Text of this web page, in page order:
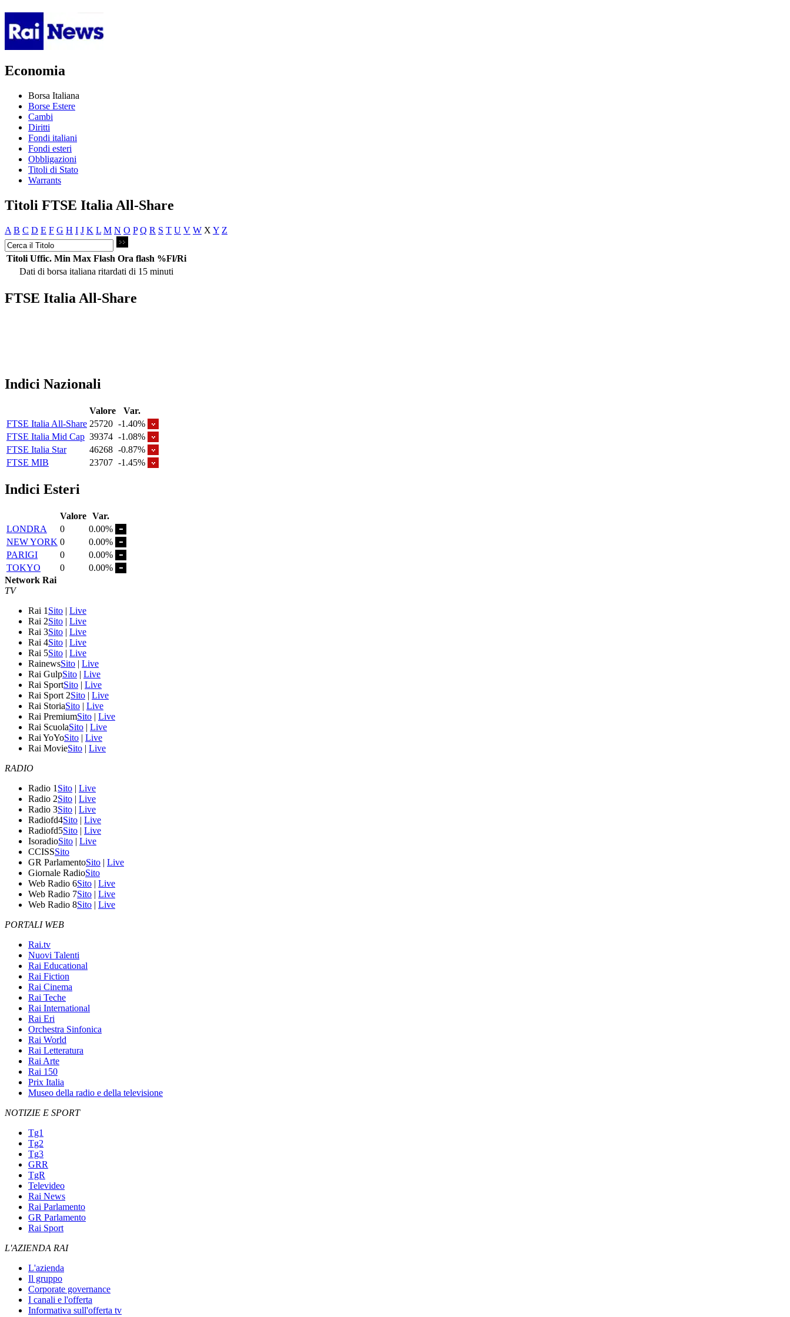
Economia
Borsa Italiana
Borse Estere
Cambi
Diritti
Fondi italiani
Fondi esteri
Obbligazioni
Titoli di Stato
Warrants
Titoli FTSE Italia All-Share
A B C D E F G H I J K L M N O P Q R S T U V W X Y Z
Titoli Uffic. Min Max Flash Ora flash %Fl/Ri
Dati di borsa italiana ritardati di 15 minuti
FTSE Italia All-Share
Indici Nazionali
Valore
Var.
FTSE Italia All-Share 25720 -1.40%
FTSE Italia Mid Cap 39374 -1.08%
FTSE Italia Star
46268 -0.87%
FTSE MIB
23707 -1.45%
Indici Esteri
Valore Var.
LONDRA
0
0.00%
NEW YORK 0
0.00%
PARIGI
0
0.00%
TOKYO
0
0.00%
Network Rai
TV
Rai 1 Sito | Live
Rai 2Sito | Live
Rai 3Sito | Live
Rai 4Sito | Live
Rai 5Sito | Live
RainewsSito | Live
Rai GulpSito | Live
Rai SportSito | Live
Rai Sport 2Sito | Live
Rai StoriaSito | Live
Rai PremiumSito | Live
Rai ScuolaSito | Live
Rai YoYoSito | Live
Rai MovieSito | Live
RADIO
Radio 1 Sito | Live
Radio 2Sito | Live
Radio 3Sito | Live
Radiofd4Sito | Live
Radiofd5Sito | Live
IsoradioSito | Live
CCISSSito
GR ParlamentoSito | Live
Giornale RadioSito
Web Radio 6Sito | Live
Web Radio 7Sito | Live
Web Radio 8Sito | Live
PORTALI WEB
Rai.tv
Nuovi Talenti
Rai Educational
Rai Fiction
Rai Cinema
Rai Teche
Rai International
Rai Eri
Orchestra Sinfonica
Rai World
Rai Letteratura
Rai Arte
Rai 150
Prix Italia
Museo della radio e della televisione
NOTIZIE E SPORT
Tg1
Tg2
Tg3
GRR
TgR
Televideo
Rai News
Rai Parlamento
GR Parlamento
Rai Sport
L'AZIENDA RAI
L'azienda
Il gruppo
Corporate governance
I canali e l'offerta
Informativa sull'offerta tv